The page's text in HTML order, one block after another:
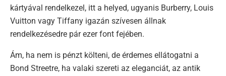
kártyával rendelkezel, itt a helyed, ugyanis Burberry, Louis
Vuitton vagy Tiffany igazán szívesen állnak
rendelkezésedre pár ezer font fejében.
Ám, ha nem is pénzt költeni, de érdemes ellátogatni a
Bond Streetre, ha valaki szereti az eleganciát, az antik